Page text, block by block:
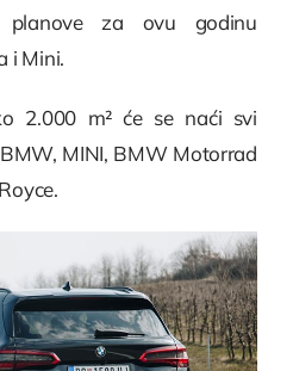
za ovu godinu
i Mini.
2.000 m² će se naći svi
MINI, BMW Motorrad